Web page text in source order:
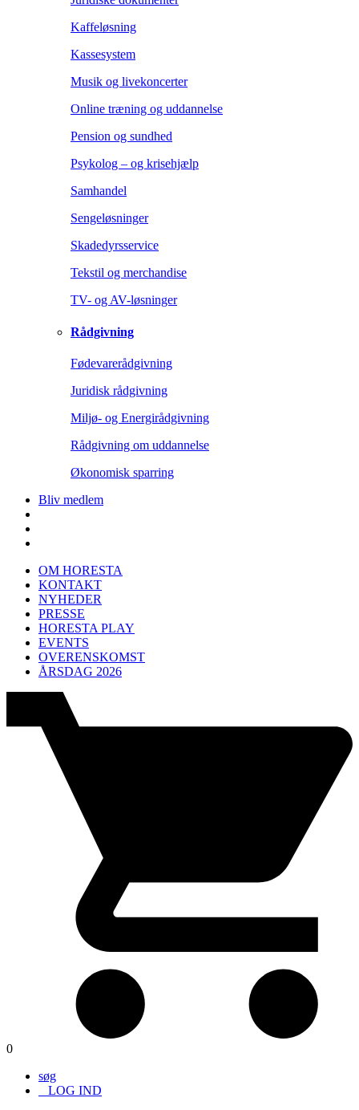
Kaffeløsning
Kassesystem
Musik og livekoncerter
Online træning og uddannelse
Pension og sundhed
Psykolog – og krisehjælp
Samhandel
Sengeløsninger
Skadedyrsservice
Tekstil og merchandise
TV- og AV-løsninger
Rådgivning
Fødevarerådgivning
Juridisk rådgivning
Miljø- og Energirådgivning
Rådgivning om uddannelse
Økonomisk sparring
Bliv medlem
OM HORESTA
KONTAKT
NYHEDER
PRESSE
HORESTA PLAY
EVENTS
OVERENSKOMST
ÅRSDAG 2026
0
søg
LOG IND